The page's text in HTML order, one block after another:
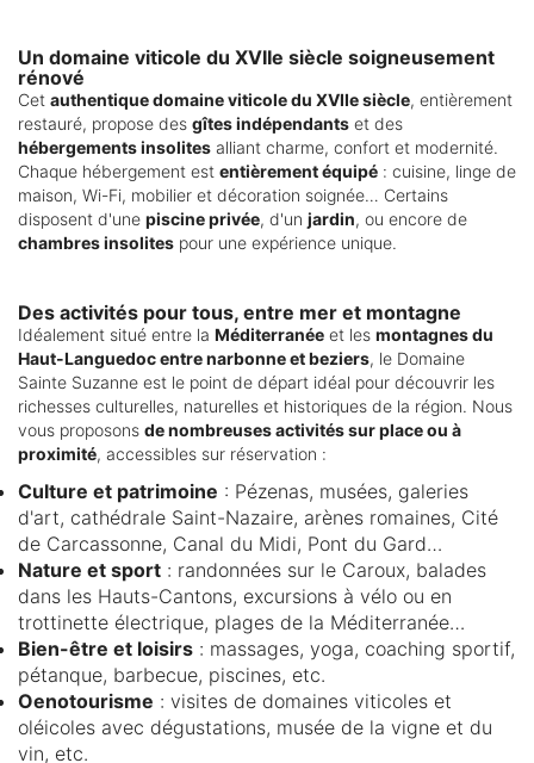
Un domaine viticole du XVIIe siècle soigneusement
rénové
Cet authentique domaine viticole du XVIIe siècle, entièrement
restauré, propose des gîtes indépendants et des
hébergements insolites alliant charme, confort et modernité.
Chaque hébergement est entièrement équipé : cuisine, linge de
maison, Wi-Fi, mobilier et décoration soignée… Certains
disposent d'une piscine privée, d'un jardin, ou encore de
chambres insolites pour une expérience unique.
Des activités pour tous, entre mer et montagne
Idéalement situé entre la Méditerranée et les montagnes du
Haut-Languedoc entre narbonne et beziers, le Domaine
Sainte Suzanne est le point de départ idéal pour découvrir les
richesses culturelles, naturelles et historiques de la région. Nous
vous proposons de nombreuses activités sur place ou à
proximité, accessibles sur réservation :
Culture et patrimoine : Pézenas, musées, galeries
d'art, cathédrale Saint-Nazaire, arènes romaines, Cité
de Carcassonne, Canal du Midi, Pont du Gard…
Nature et sport : randonnées sur le Caroux, balades
dans les Hauts-Cantons, excursions à vélo ou en
trottinette électrique, plages de la Méditerranée…
Bien-être et loisirs : massages, yoga, coaching sportif,
pétanque, barbecue, piscines, etc.
Oenotourisme : visites de domaines viticoles et
oléicoles avec dégustations, musée de la vigne et du
vin, etc.